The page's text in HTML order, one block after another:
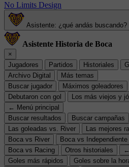
No Limits Design
Asistente: ¿qué andás buscando?
Asistente Historia de Boca
×
Jugadores
Partidos Historiales
Archivo Digital
Más temas
Buscar jugador
Máximos goleadores
Debutaron con gol
Los más viejos y
← Menú principal
Buscar resultados
Buscar campañas
Las goleadas vs. River
Las mejores
Boca vs River
Boca vs Independiente
Boca vs Racing
Otros historiales
Goles más rápidos
Goles sobre la